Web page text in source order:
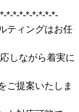
*-*-*-*-*-*-*-*-
ティングはお任
しながら着実に
ご提案いたしま